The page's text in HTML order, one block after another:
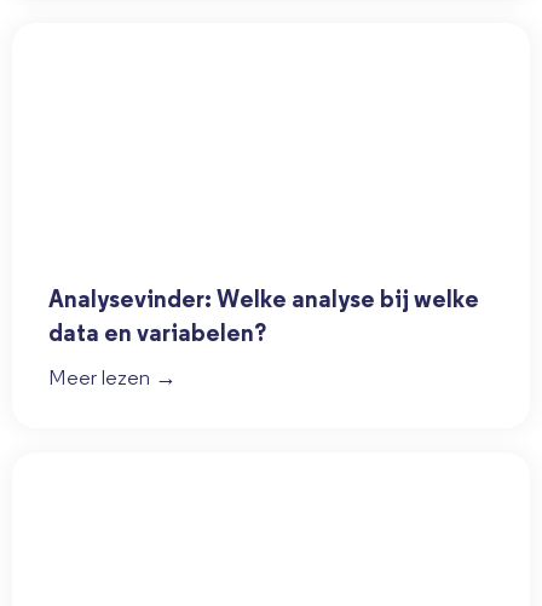
Analysevinder: Welke analyse bij welke
data en variabelen?
Meer lezen →